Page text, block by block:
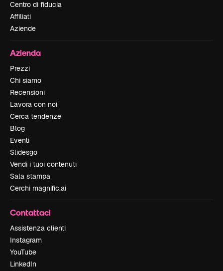
Centro di fiducia
Affiliati
Aziende
Azienda
Prezzi
Chi siamo
Recensioni
Lavora con noi
Cerca tendenze
Blog
Eventi
Slidesgo
Vendi i tuoi contenuti
Sala stampa
Cerchi magnific.ai
Contattaci
Assistenza clienti
Instagram
YouTube
LinkedIn